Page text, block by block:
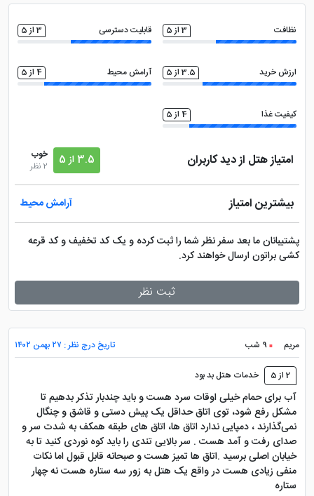
دیگر مکان های نزدیک به این هتل می باشند. همچنین
فاصله دارد و در مدت زمان کم، دسترسی را برای شما فراهم
نظافت 3 از 5 قابلیت دسترسی 3 از 5
ارزش خرید 3.5 از 5 آرامش محیط 4 از 5
کیفیت غذا 4 از 5
امتیاز هتل از دید کاربران 3.5 از 5
خوب
2 نظر
بیشترین امتیاز آرامش محیط
پشتیبانان ما بعد سفر نظر شما را ثبت کرده و یک کد تخفیف و کد قرعه
کشی براتون ارسال خواهند کرد.
ثبت نظر
مریم 9 شب تاریخ درج نظر : ۲۷ بهمن ۱۴۰۲
2 از 5 خدمات هتل بد بود
آب برای حمام خیلی اوقات سرد هست و باید چندبار تذکر بدهیم تا
مشکل رفع شود، توی اتاق حداقل یک پیش دستی و قاشق و چنگال
نمی‌گذارند ، دمپایی ندارد اتاق ها، اتاق های طبقه همکف به شدت سر و
صدای رفت و آمد هست . سر بالایی تندی را باید کوه نوردی کنید تا به
خیابان اصلی برسید .‌اتاق ها تمیز هست و صبحانه قابل قبول اما نکات
منفی زیادی هست در واقع یک هتل به زور سه ستاره هست نه چهار
ستاره